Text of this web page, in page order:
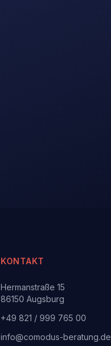
KONTAKT
Hermanstraße 15
86150 Augsburg
+49 821 / 999 765 00
info@comodus-beratung.de